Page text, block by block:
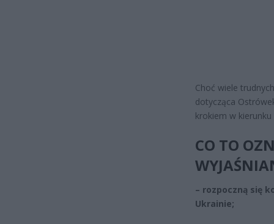
Choć wiele
dotycząca
krokiem w
CO TO
– rozpoczną się
Ukrainie;